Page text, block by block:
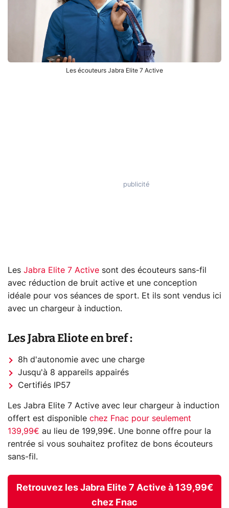
Les écouteurs Jabra Elite 7 Active
Les Jabra Elite 7 Active sont des écouteurs sans-fil
avec réduction de bruit active et une conception
idéale pour vos séances de sport. Et ils sont vendus ici
avec un chargeur à induction.
Les Jabra Eliote en bref :
8h d'autonomie avec une charge
Jusqu'à 8 appareils appairés
Certifiés IP57
Les Jabra Elite 7 Active avec leur chargeur à induction
offert est disponible chez Fnac pour seulement
139,99€ au lieu de 199,99€. Une bonne offre pour la
rentrée si vous souhaitez profitez de bons écouteurs
sans-fil.
Retrouvez les Jabra Elite 7 Active à 139,99€
chez Fnac